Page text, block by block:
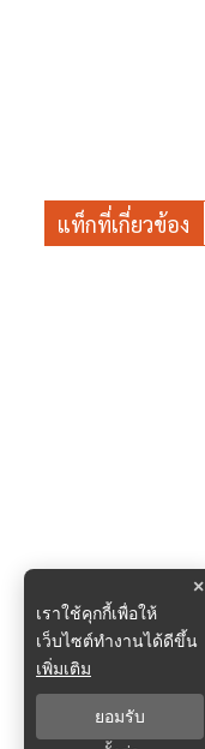
แท็กที่เกี่ยวข้อง
×
เราใช้คุกกี้เพื่อให้
เว็บไซต์ทำงานได้ดีขึ้น
เพิ่มเติม
ยอมรับ